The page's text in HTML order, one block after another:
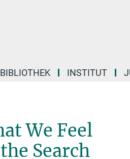
BIBLIOTHEK INSTITUT
We Feel
Search